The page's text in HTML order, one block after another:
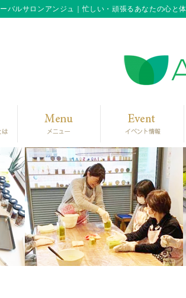
バルサロンアンジュ｜忙しい・頑張るあなたの心